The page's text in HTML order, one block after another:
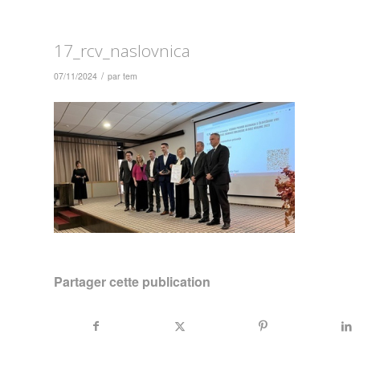
17_rcv_naslovnica
07/11/2024 / partem
Partager cette publication